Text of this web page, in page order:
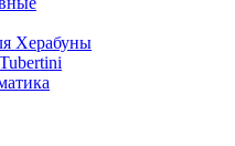
Херабуны